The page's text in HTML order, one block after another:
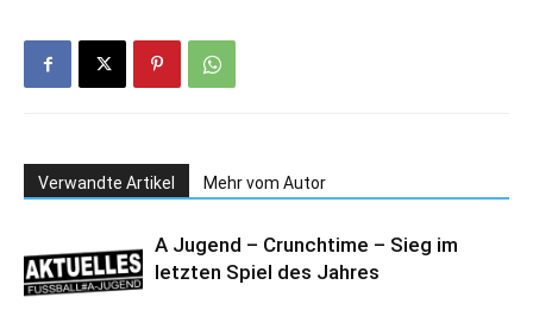
Verwandte Artikel Mehr vom Autor
A Jugend – Crunchtime – Sieg im
letzten Spiel des Jahres